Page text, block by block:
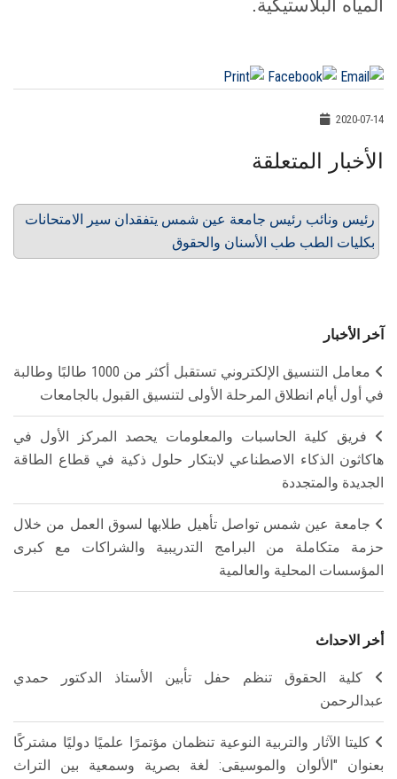
المياه البلاستيكية.
2020-07-14
الأخبار المتعلقة
رئيس ونائب رئيس جامعة عين شمس يتفقدان سير الامتحانات
بكليات الطب طب الأسنان والحقوق
آخر الأخبار
معامل التنسيق الإلكتروني تستقبل أكثر من 1000 طالبًا وطالبة
في أول أيام انطلاق المرحلة الأولى لتنسيق القبول بالجامعات
فريق كلية الحاسبات والمعلومات يحصد المركز الأول في
هاكاثون الذكاء الاصطناعي لابتكار حلول ذكية في قطاع الطاقة
الجديدة والمتجددة
جامعة عين شمس تواصل تأهيل طلابها لسوق العمل من خلال
حزمة متكاملة من البرامج التدريبية والشراكات مع كبرى
المؤسسات المحلية والعالمية
أخر الاحداث
كلية الحقوق تنظم حفل تأبين الأستاذ الدكتور حمدي
عبدالرحمن
كليتا الآثار والتربية النوعية تنظمان مؤتمرًا علميًا دوليًا مشتركًا
بعنوان "الألوان والموسيقى: لغة بصرية وسمعية بين التراث